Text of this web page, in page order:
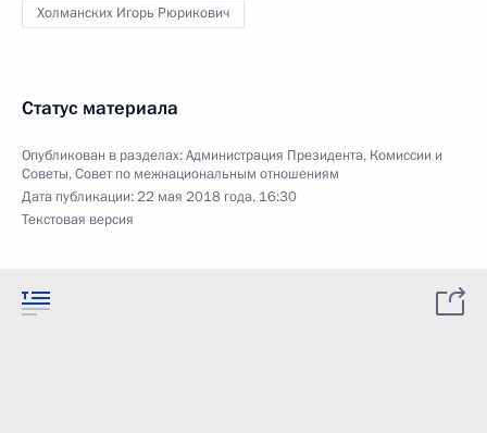
Холманских Игорь Рюрикович
Статус материала
Опубликован в разделах:Администрация Президента, Комиссии и
Советы,Совет по межнациональным отношениям
Дата публикации:22 мая 2018 года, 16:30
Текстовая версия